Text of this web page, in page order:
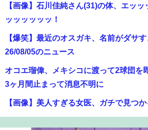
【画像】石川佳純さん(31)の体、エッ
ッッッッッッ！
【爆笑】最近のオスガキ、名前がダサ
26/08/05のニュース
オコエ瑠偉、メキシコに渡って2球団
3ヶ月間止まって消息不明に
【画像】美人すぎる女医、ガチで見つ
いいべｗｗｗｗ ：26/08/04のニュース